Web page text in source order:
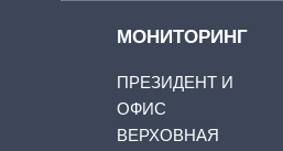
МОНИТОРИНГ
ПРЕЗИДЕНТ И
ОФИС
ВЕРХОВНАЯ